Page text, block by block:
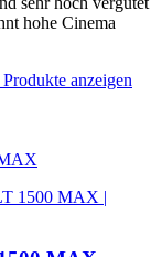
hohe Cinema
Produkte anzeigen